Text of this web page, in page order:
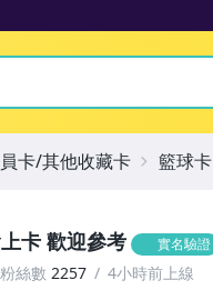
卡 歡迎參考 實名驗證
粉絲數 2257
4小時前上線
卡/其他收藏卡 籃球卡